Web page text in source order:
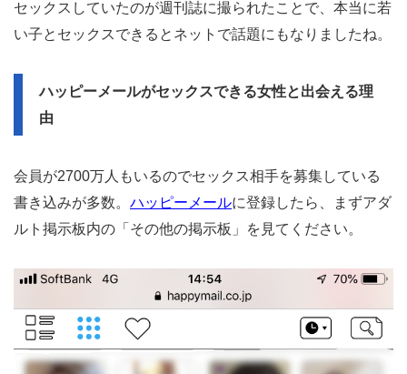
セックスしていたのが週刊誌に撮られたことで、本当に若
い子とセックスできるとネットで話題にもなりましたね。
ハッピーメールがセックスできる女性と出会える理
由
会員が2700万人もいるのでセックス相手を募集している
書き込みが多数。 ハッピーメールに登録したら、まずアダ
ルト掲示板内の「その他の掲示板」を見てください。